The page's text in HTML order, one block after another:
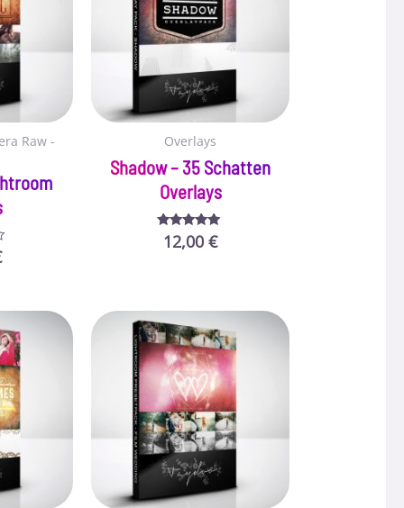
Raw -
Overlays
Shadow – 35 Schatten
Overlays
Bewertet mit
5.00
12,00€